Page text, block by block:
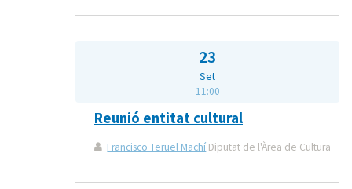
23
Set
11:00
Reunió entitat cultural
Francisco Teruel Machí Diputat de l'Àrea de Cultura